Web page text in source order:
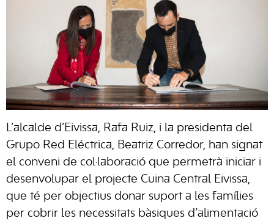
L’alcalde d’Eivissa, Rafa Ruiz, i la presidenta del
Grupo Red Eléctrica, Beatriz Corredor, han signat
el conveni de col·laboració que permetrà iniciar i
desenvolupar el projecte Cuina Central Eivissa,
que té per objectius donar suport a les famílies
per cobrir les necessitats bàsiques d’alimentació